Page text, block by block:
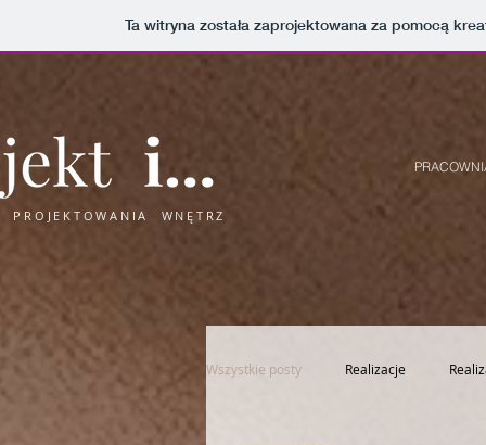
Ta witryna została zaprojektowana za pomocą
Wszystkie posty Realizacje
PROJEKTOWANIA WNĘTRZ